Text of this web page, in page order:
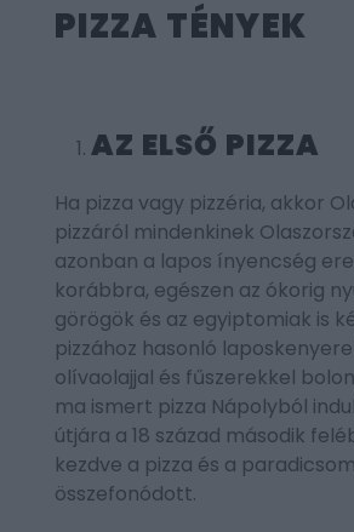
PIZZA TÉNYEK
AZ ELSŐ PIZZA
Ha pizza vagy pizzéria, akkor
pizzáról mindenkinek
azonban a lapos ínyencség
korábbra, egészen az ókorig
görögök és az egyiptomiak is
pizzához hasonló
olívaolajjal és fűszerekkel
ma ismert pizza Nápolyból
útjára a 18 század második
kezdve a pizza és a
összefonódott.